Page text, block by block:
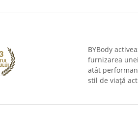
BYBody
furnizarea
atât
stil de viață